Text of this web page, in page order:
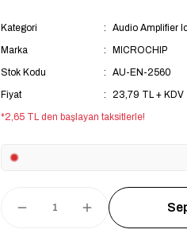
Kategori
Audio Amplifier
Marka
MICROCHIP
Stok Kodu
AU-EN-2560
Fiyat
23,79 TL + KDV
*2,65 TL den başlayan taksitlerle!